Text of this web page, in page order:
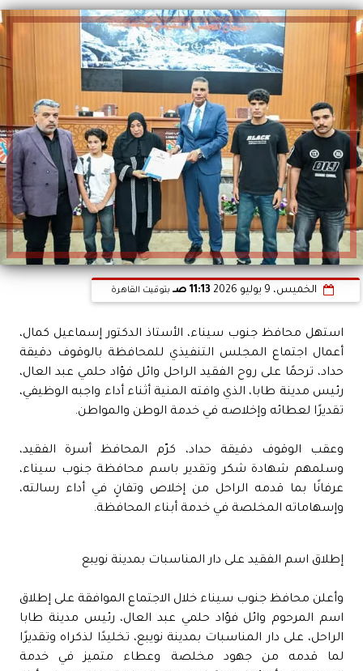
الخميس، 9 يوليو 2026 11:13 صـ بتوقيت القاهرة
استهل محافظ جنوب سيناء، الأستاذ الدكتور إسماعيل كمال،
أعمال اجتماع المجلس التنفيذي للمحافظة بالوقوف دقيقة
حداد، ترحمًا على روح الفقيد الراحل وائل فؤاد حلمي عبد العال،
رئيس مدينة طابا، الذي وافته المنية أثناء أداء واجبه الوظيفي،
تقديرًا لعطائه وإخلاصه في خدمة الوطن والمواطن.
وعقب الوقوف دقيقة حداد، كرّم المحافظ أسرة الفقيد،
وسلمهم شهادة شكر وتقدير باسم محافظة جنوب سيناء،
عرفانًا بما قدمه الراحل من إخلاص وتفانٍ في أداء رسالته،
وإسهاماته المخلصة في خدمة أبناء المحافظة.
إطلاق اسم الفقيد على دار المناسبات بمدينة نويبع
وأعلن محافظ جنوب سيناء خلال الاجتماع الموافقة على إطلاق
اسم المرحوم وائل فؤاد حلمي عبد العال، رئيس مدينة طابا
الراحل، على دار المناسبات بمدينة نويبع، تخليدًا لذكراه وتقديرًا
لما قدمه من جهود مخلصة وعطاء متميز في خدمة